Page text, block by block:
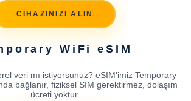
CİHAZINIZI ALIN
WiFi eSIM
veri mı istiyorsunuz? eSIM'imiz Temporary
bağlanır, fiziksel SIM gerektirmez, dolaşım
ücreti yoktur.